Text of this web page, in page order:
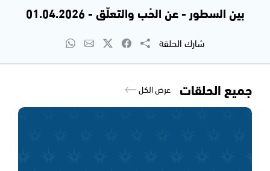
بين السطور - عن الحُب والتعلّق - 01.04.2026
شارك الحلقة
جميع الحلقات عرض الكل